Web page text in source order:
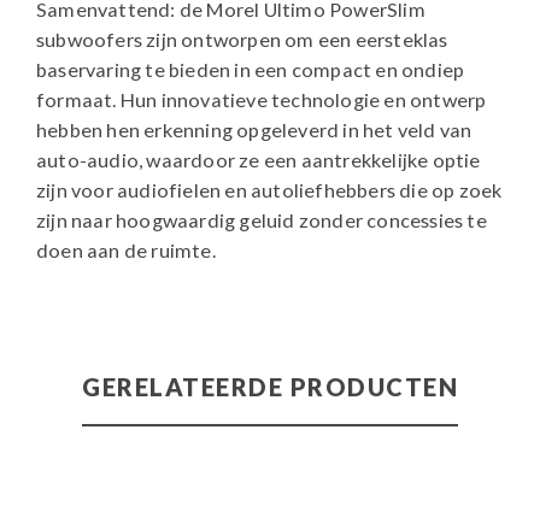
Samenvattend: de Morel Ultimo PowerSlim
subwoofers zijn ontworpen om een eersteklas
baservaring te bieden in een compact en ondiep
formaat. Hun innovatieve technologie en ontwerp
hebben hen erkenning opgeleverd in het veld van
auto-audio, waardoor ze een aantrekkelijke optie
zijn voor audiofielen en autoliefhebbers die op zoek
zijn naar hoogwaardig geluid zonder concessies te
doen aan de ruimte.
GERELATEERDE PRODUCTEN